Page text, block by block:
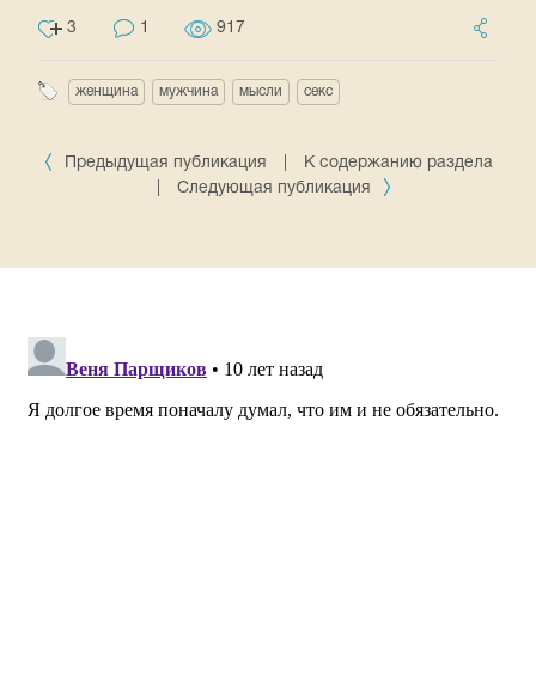
3 1 917
женщина мужчина мысли секс
Предыдущая публикация
К содержанию раздела
Следующая публикация